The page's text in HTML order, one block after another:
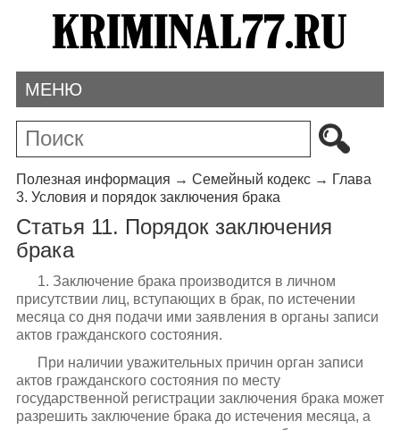
МЕНЮ
Полезная информация → Семейный кодекс→ Глава
3. Условия и порядок заключения брака
Статья 11. Порядок заключения
брака
1. Заключение брака производится в личном
присутствии лиц, вступающих в брак, по истечении
месяца со дня подачи ими заявления в органы записи
актов гражданского состояния.
При наличии уважительных причин орган записи
актов гражданского состояния по месту
государственной регистрации заключения брака может
разрешить заключение брака до истечения месяца, а